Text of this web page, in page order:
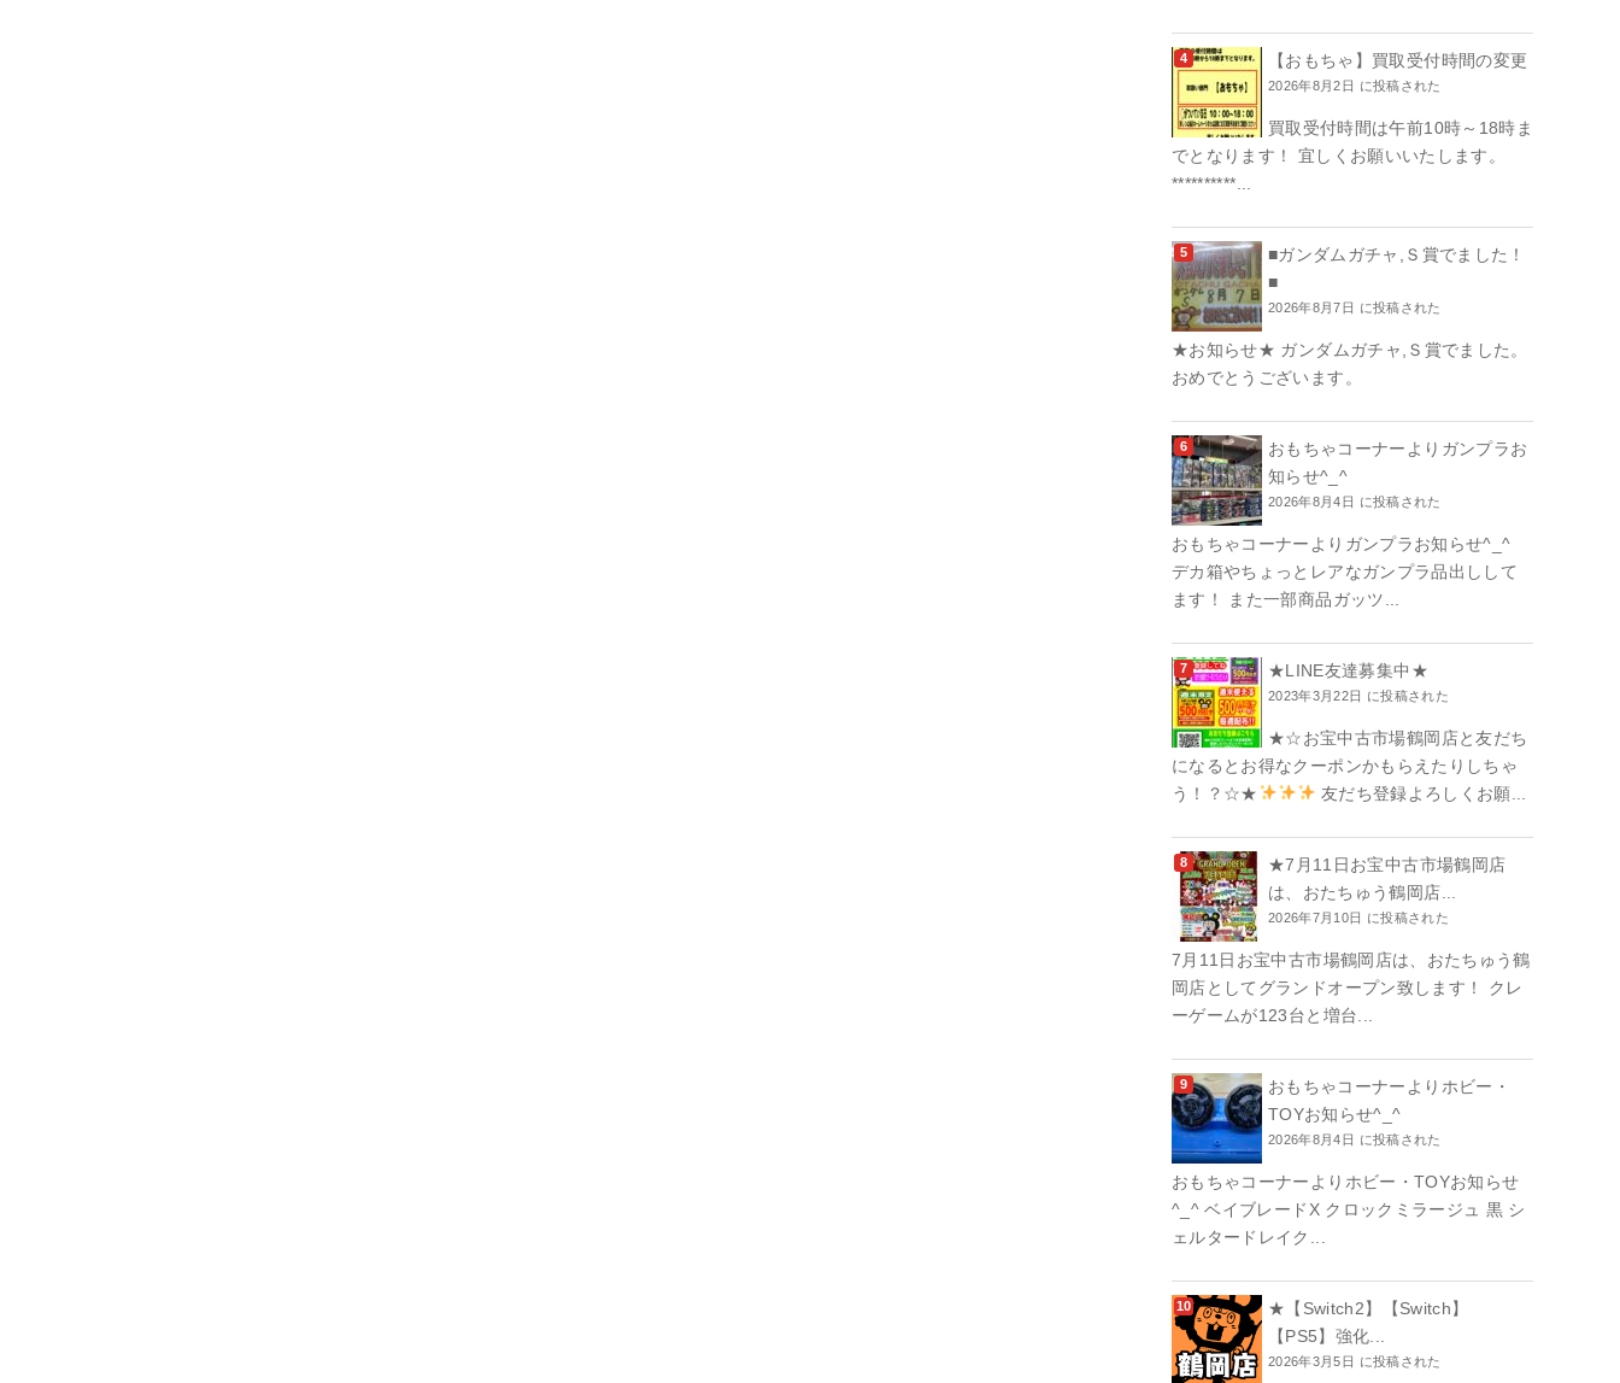
【おもちゃ】買取受付時間の変更
2026年8月2日 に投稿された
買取受付時間は午前10時～18時ま
でとなります！ 宜しくお願いいたします。
**********...
■ガンダムガチャ,Ｓ賞でました！
■
2026年8月7日 に投稿された
★お知らせ★ ガンダムガチャ,Ｓ賞でました。
おめでとうございます。
おもちゃコーナーよりガンプラお
知らせ^_^
2026年8月4日 に投稿された
おもちゃコーナーよりガンプラお知らせ^_^
デカ箱やちょっとレアなガンプラ品出しして
ます！ また一部商品ガッツ...
★LINE友達募集中★
2023年3月22日 に投稿された
★☆お宝中古市場鶴岡店と友だち
になるとお得なクーポンかもらえたりしちゃ
う！？☆★
友だち登録よろしくお願...
★7月11日お宝中古市場鶴岡店
は、おたちゅう鶴岡店...
2026年7月10日 に投稿された
7月11日お宝中古市場鶴岡店は、おたちゅう鶴
岡店としてグランドオープン致します！ クレ
ーゲームが123台と増台...
おもちゃコーナーよりホビー・
TOYお知らせ^_^
2026年8月4日 に投稿された
おもちゃコーナーよりホビー・TOYお知らせ
^_^ ベイブレードX クロックミラージュ 黒 シ
ェルタードレイク...
★【Switch2】【Switch】
【PS5】強化...
2026年3月5日 に投稿された